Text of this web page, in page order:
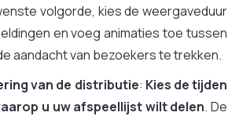
volgorde, kies de weergaveduur
en voeg animaties toe tussen
aandacht van bezoekers te trekken.
van de distributie: Kies de tijden
u uw afspeellijst wilt delen. De